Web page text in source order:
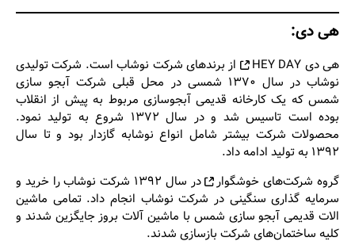
هی دی:
هی دی HEY DAY
از برندهای شرکت نوشاب است. شرکت تولیدی
نوشاب در سال ۱۳۷۰ شمسی در محل قبلی شرکت آبجو سازی
شمس که یک کارخانه قدیمی آبجوسازی مربوط به پیش از انقلاب
بوده است تاسیس شد و در سال ۱۳۷۲ شروع به تولید نمود.
محصولات شرکت بیشتر شامل انواع نوشابه گازدار بود و تا سال
۱۳۹۲ به تولید ادامه داد.
گروه شرکت‌های خوشگوار
در سال ۱۳۹۲ شرکت نوشاب را خرید و
سرمایه گذاری سنگینی در شرکت نوشاب انجام داد. تمامی ماشین
الات قدیمی آبجو سازی شمس با ماشین آلات بروز جایگزین شدند و
کلیه ساختمان‌های شرکت بازسازی شدند.